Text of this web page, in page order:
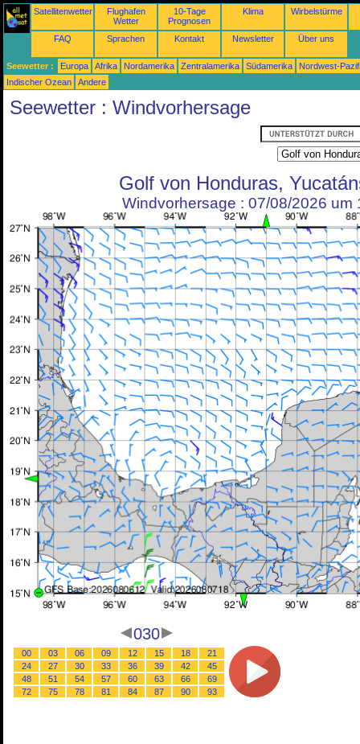
Satellitenwetter
Flughafen
Wetter
10-Tage
Prognosen
Klima Wirbelstürme
FAQ Sprachen Kontakt Newsletter Über uns
Seewetter : Europa Afrika Nordamerika Zentralamerika Südamerika
Nordwest-
Indischer Ozean
Andere
Seewetter : Windvorhersage
Golf von Honduras,
Windvorhersage : 07/08/2026 um
030
00 03 06 09 12 15 18
21
24
27 30 33 36 39 42
45
48
51 54 57 60 63 66
69
72
75 78 81 84 87 90 93